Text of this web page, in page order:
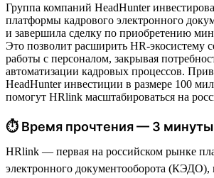
Группа компаний HeadHunter
платформы кадрового электронного
и завершила сделку по приобретению
Это позволит расширить HR-экосистему
работы с персоналом, закрывая
автоматизации кадровых процессов.
HeadHunter инвестиции в размере 100
помогут HRlink масштабироваться на
⏱ Время прочтения — 3 минуты
HRlink — первая на российском рынке
электронного документооборота